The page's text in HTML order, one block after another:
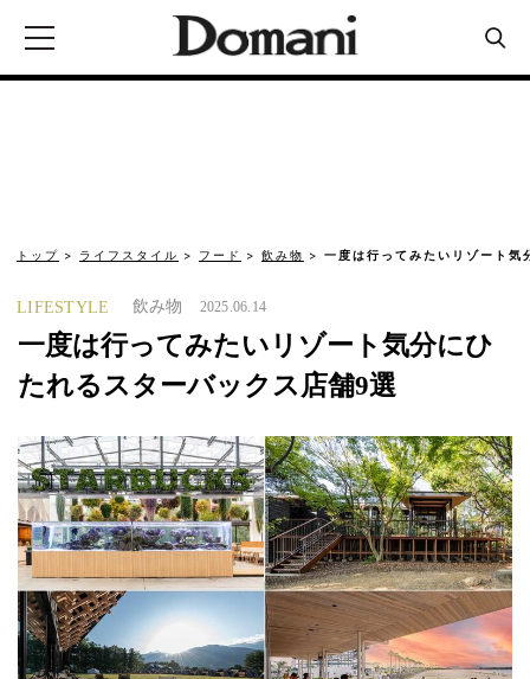
トップ ライフスタイル フード 飲み物 一度は行ってみたいリゾート
LIFESTYLE 飲み物 2025.06.14
一度は行ってみたいリゾート気分にひ
たれるスターバックス店舗9選